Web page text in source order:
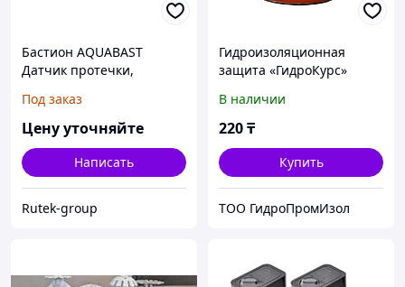
Бастион AQUABAST
Датчик протечки,
одному датчику могут
подключаться два
Под заказ
Цену уточняйте
Написать
Rutek-group
Гидроизоляционная
защита «ГидроКурс»
В наличии
220₸
Купить
ТОО ГидроПромИзол